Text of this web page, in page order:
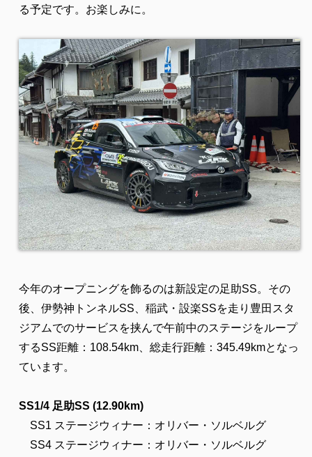
る予定です。お楽しみに。
今年のオープニングを飾るのは新設定の足助SS。その
後、伊勢神トンネルSS、稲武・設楽SSを走り豊田スタ
ジアムでのサービスを挟んで午前中のステージをループ
するSS距離：108.54km、総走行距離：345.49kmとなっ
ています。
SS1/4 足助SS (12.90km)
SS1 ステージウィナー：オリバー・ソルベルグ
SS4 ステージウィナー：オリバー・ソルベルグ